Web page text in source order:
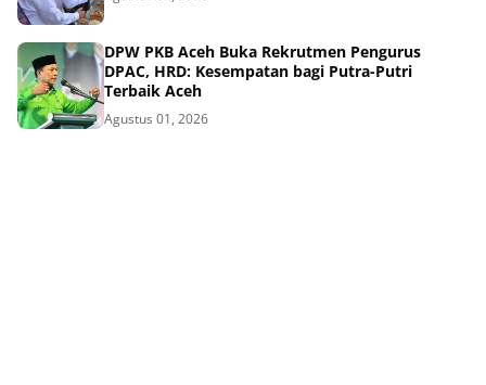
DPW PKB Aceh Buka Rekrutmen Pengurus
DPAC, HRD: Kesempatan bagi Putra-Putri
Terbaik Aceh
Agustus 01, 2026